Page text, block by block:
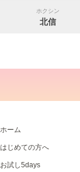
ホクシン
北信
ホーム
はじめての方へ
お試し5days